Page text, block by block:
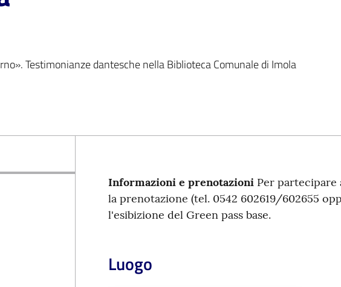
Testimonianze dantesche nella Biblioteca Comunale di Imola
Informazioni e prenotazioni Per partecipare
la prenotazione (tel. 0542 602619/602655
l'esibizione del Green pass base.
Luogo